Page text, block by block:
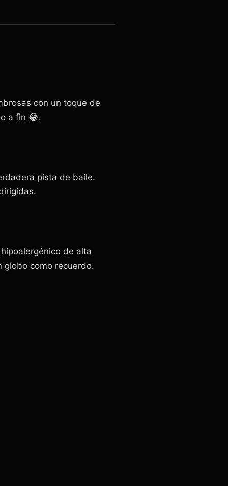
con un toque de
a fin 😂.
pista de baile.
de alta
globo como recuerdo.